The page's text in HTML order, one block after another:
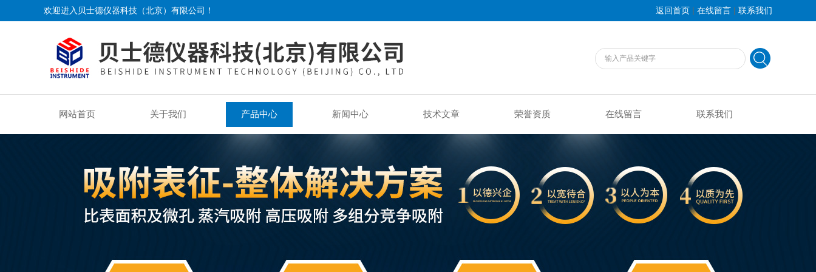
欢迎进入贝士德仪器科技（北京）有限公司！ 返回首页 | 在线留言 | 联系我们
网站首页 关于我们 产品中心 新闻中心 技术文章 荣誉资质 在线留言 联系我们